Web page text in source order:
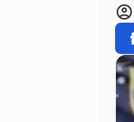
account_circle